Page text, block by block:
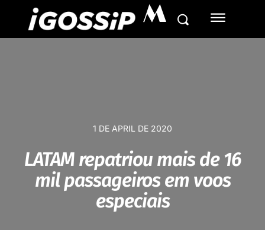
M
1 DE APRIL DE 2020
LATAM repatriou mais de 16
mil passageiros em voos
especiais